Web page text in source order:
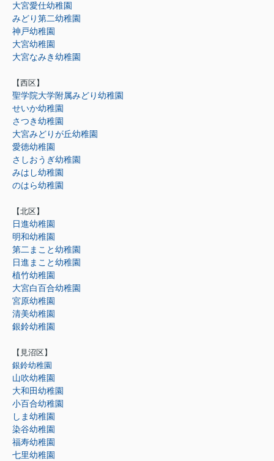
大宮愛仕幼稚園
みどり第二幼稚園
神戸幼稚園
大宮幼稚園
大宮なみき幼稚園
【西区】
聖学院大学附属みどり幼稚園
せいか幼稚園
さつき幼稚園
大宮みどりが丘幼稚園
愛徳幼稚園
さしおうぎ幼稚園
みはし幼稚園
のはら幼稚園
【北区】
日進幼稚園
明和幼稚園
第二まこと幼稚園
日進まこと幼稚園
植竹幼稚園
大宮白百合幼稚園
宮原幼稚園
清美幼稚園
銀鈴幼稚園
【見沼区】
銀鈴幼稚園
山吹幼稚園
大和田幼稚園
小百合幼稚園
しま幼稚園
染谷幼稚園
福寿幼稚園
七里幼稚園